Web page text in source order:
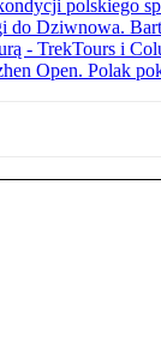
polskiego
do Dziwnowa.
- TrekTours i
Open. Polak